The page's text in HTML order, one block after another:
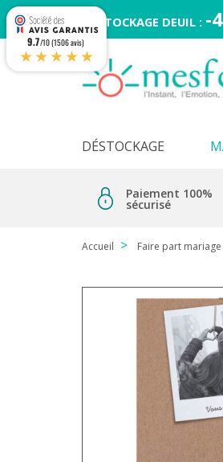
DESTOCKAGE DEUIL : -
DÉSTOCKAGE
Paiement 100%
sécurisé
Accueil Faire part mariage
9.7/10 (1506 avis)
★★★★★